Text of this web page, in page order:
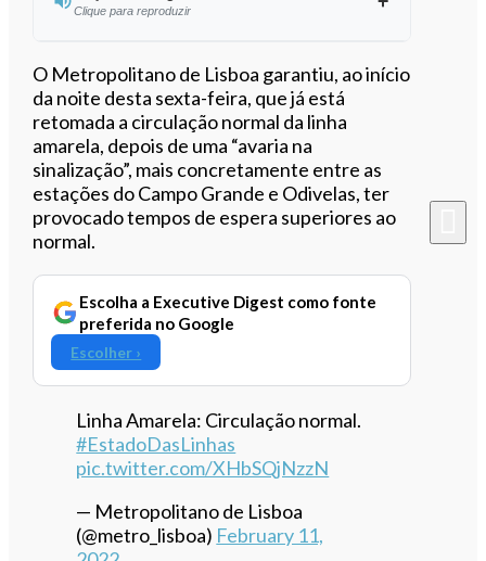
Clique para reproduzir
Ouvir este artigo
O Metropolitano de Lisboa garantiu, ao início
da noite desta sexta-feira, que já está
retomada a circulação normal da linha
amarela, depois de uma “avaria na
sinalização”, mais concretamente entre as
estações do Campo Grande e Odivelas, ter
provocado tempos de espera superiores ao
normal.
Escolha a Executive Digest como fonte
preferida no Google
Escolher ›
Linha Amarela: Circulação normal.
#EstadoDasLinhas
pic.twitter.com/XHbSQjNzzN
— Metropolitano de Lisboa
(@metro_lisboa) February 11,